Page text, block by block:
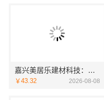
嘉兴美居乐建材科技：嘉兴周边专业旧房改造案例
￥43.32 2026-08-08